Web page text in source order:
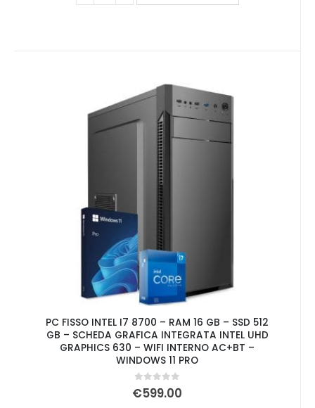
PC FISSO INTEL I7 8700 – RAM 16 GB – SSD 512
GB – SCHEDA GRAFICA INTEGRATA INTEL UHD
GRAPHICS 630 – WIFI INTERNO AC+BT –
WINDOWS 11 PRO
0 Su 5
€599.00